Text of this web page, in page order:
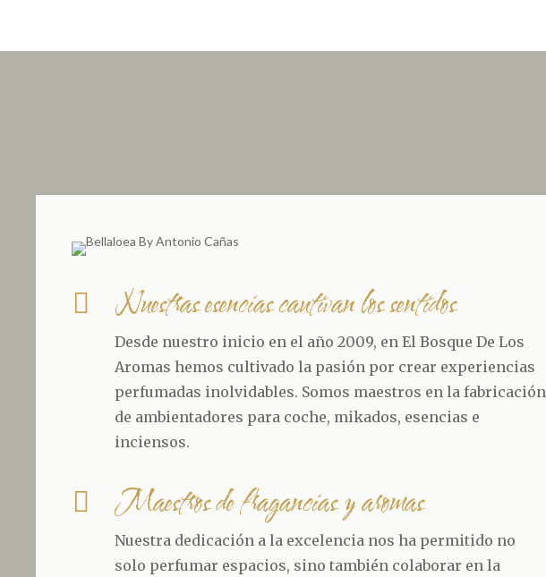
 Nuestras esencias cautivan los sentidos
Desde nuestro inicio en el año 2009, en El Bosque De Los
Aromas hemos cultivado la pasión por crear experiencias
perfumadas inolvidables. Somos maestros en la fabricación
de ambientadores para coche, mikados, esencias e
inciensos.
 Maestros de fragancias y aromas
Nuestra dedicación a la excelencia nos ha permitido no
solo perfumar espacios, sino también colaborar en la